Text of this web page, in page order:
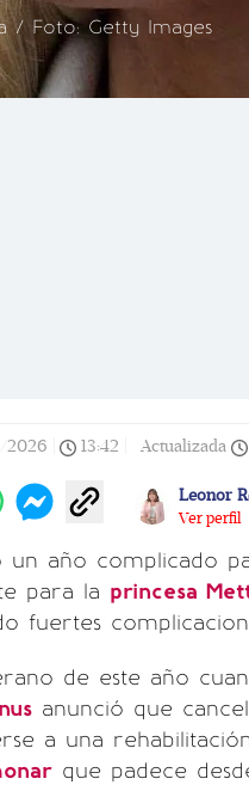
/ Foto: Getty Images
2026 13:42 Actualizada
Leonor
Ver perfil
un año complicado
para la princesa
fuertes
de este año
anunció que
a una
que padece